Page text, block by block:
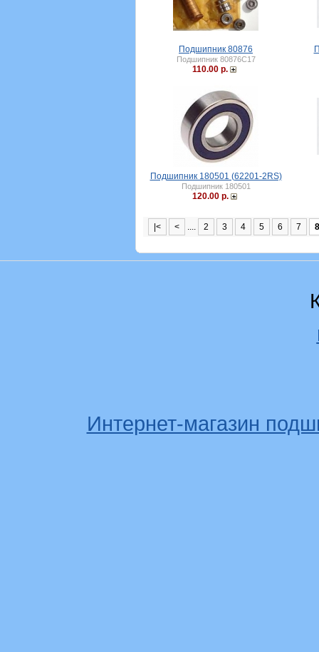
Подшипник 80876
Подшипник 80876С17
110.00 р.
Подшипник 180501 (62201-2RS)
Подшипник 180501
120.00 р.
|< < .... 2 3 4 5 6 7 8
Интернет-магазин